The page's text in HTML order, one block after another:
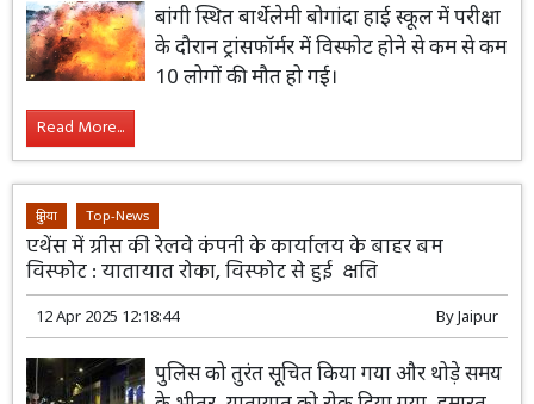
बांगी स्थित बार्थेलेमी बोगांदा हाई स्कूल में परीक्षा
के दौरान ट्रांसफॉर्मर में विस्फोट होने से कम से कम
10 लोगों की मौत हो गई।
Read More...
दुनिया Top-News
एथेंस में ग्रीस की रेलवे कंपनी के कार्यालय के बाहर बम
विस्फोट : यातायात रोका, विस्फोट से हुई क्षति
12 Apr 2025 12:18:44 ByJaipur
पुलिस को तुरंत सूचित किया गया और थोड़े समय